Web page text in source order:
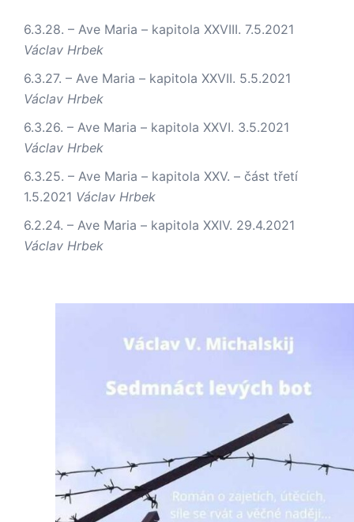
6.3.28. – Ave Maria – kapitola XXVIII. 7.5.2021
Václav Hrbek
6.3.27. – Ave Maria – kapitola XXVII. 5.5.2021
Václav Hrbek
6.3.26. – Ave Maria – kapitola XXVI. 3.5.2021
Václav Hrbek
6.3.25. – Ave Maria – kapitola XXV. – část třetí
1.5.2021 Václav Hrbek
6.2.24. – Ave Maria – kapitola XXIV. 29.4.2021
Václav Hrbek